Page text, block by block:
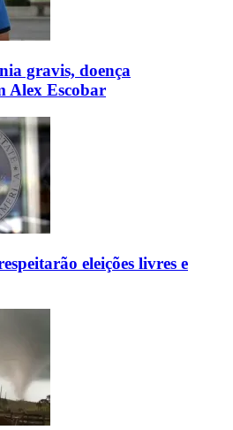
gravis, doença
Alex Escobar
eleições livres e